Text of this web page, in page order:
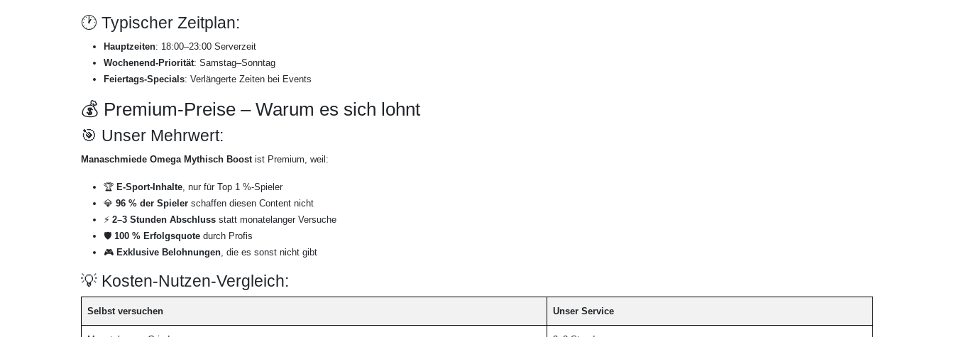
🕐 Typischer Zeitplan:
Hauptzeiten: 18:00–23:00 Serverzeit
Wochenend-Priorität: Samstag–Sonntag
Feiertags-Specials: Verlängerte Zeiten bei Events
💰 Premium-Preise – Warum es sich lohnt
🎯 Unser Mehrwert:
Manaschmiede Omega Mythisch Boost ist Premium, weil:
🏆 E-Sport-Inhalte , nur für Top 1 %-Spieler
💎 96 % der Spieler schaffen diesen Content nicht
⚡ 2–3 Stunden Abschluss statt monatelanger Versuche
🛡️ 100 % Erfolgsquote durch Profis
🎮 Exklusive Belohnungen , die es sonst nicht gibt
💡 Kosten-Nutzen-Vergleich:
Selbst versuchen Unser Service